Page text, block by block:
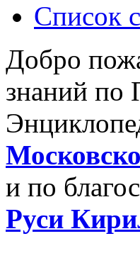
Список
Добро
знаний по
и по
Руси